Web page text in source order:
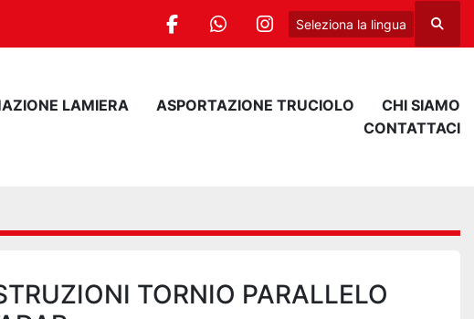
facebookwhatsappinstagram
Seleziona la lingua Cerca
LAMIERA ASPORTAZIONE TRUCIOLO
CHI SIAMO
CONTATTACI
TORNIO PARALLELO